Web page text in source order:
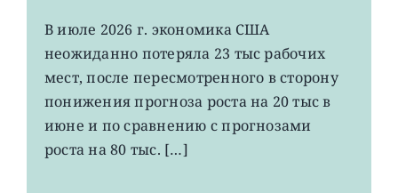
VOO:
рабочих
мест
США
неожиданно
В июле 2026 г. экономика США
неожиданно потеряла 23 тыс рабочих
мест, после пересмотренного в сторону
понижения прогноза роста на 20 тыс в
июне и по сравнению с прогнозами
роста на 80 тыс. […]